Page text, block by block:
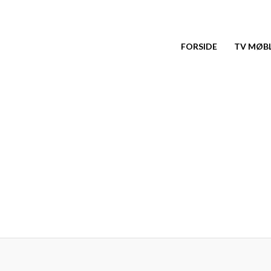
FORSIDE TV